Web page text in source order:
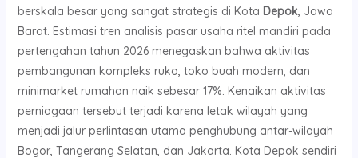
berskala besar yang sangat strategis di Kota Depok, Jawa
Barat. Estimasi tren analisis pasar usaha ritel mandiri pada
pertengahan tahun 2026 menegaskan bahwa aktivitas
pembangunan kompleks ruko, toko buah modern, dan
minimarket rumahan naik sebesar 17%. Kenaikan aktivitas
perniagaan tersebut terjadi karena letak wilayah yang
menjadi jalur perlintasan utama penghubung antar-wilayah
Bogor, Tangerang Selatan, dan Jakarta. Kota Depok sendiri